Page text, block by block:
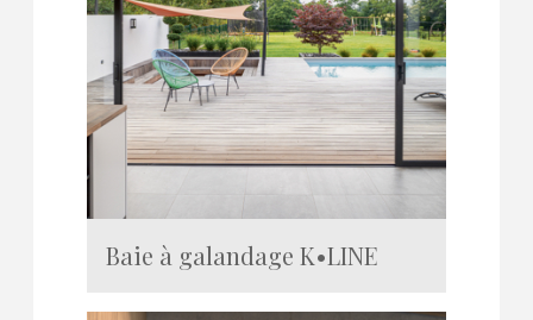
Baie à galandage K•LINE